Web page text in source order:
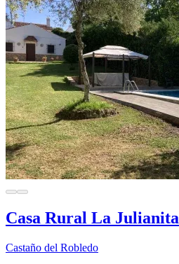
Casa Rural La Julianita
Castaño del Robledo